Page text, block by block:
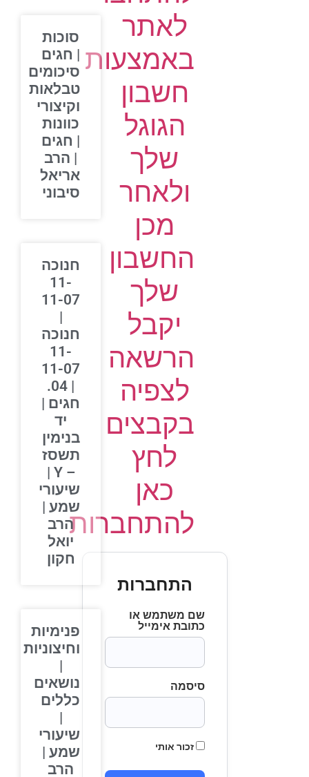
לאתר
באמצעות
חשבון
הגוגל
שלך
ולאחר
מכן
החשבון
שלך
יקבל
הרשאה
לצפיה
בקבצים
לחץ
כאן
להתחברות
התחברות
שם משתמש או
כתובת אימייל
סיסמה
זכור אותי
סוכות
| חגים
סיכומים
טבלאות
וקיצורי
כוונות
| חגים
| הרב
אריאל
סיבוני
חנוכה
11-
11-07
חנוכה
11-
11-07
| 04.
חגים |
בנימין
תשסז
– Y |
שיעורי
שמע |
הרב
יואל
חקון
פנימיות
וחיצוניות
נושאים
כללים
שיעורי
שמע |
הרב